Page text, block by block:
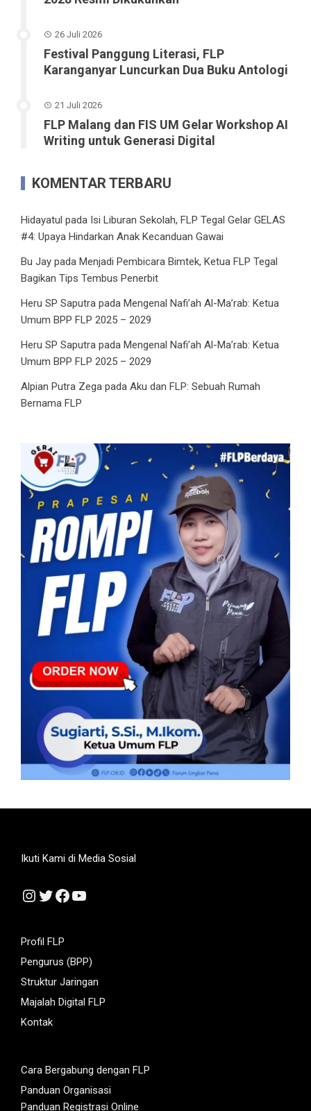
26 Juli 2026
Festival Panggung Literasi, FLP
Karanganyar Luncurkan Dua Buku Antologi
21 Juli 2026
FLP Malang dan FIS UM Gelar Workshop AI
Writing untuk Generasi Digital
KOMENTAR TERBARU
Hidayatul pada Isi Liburan Sekolah, FLP Tegal Gelar GELAS
#4: Upaya Hindarkan Anak Kecanduan Gawai
Bu Jay pada Menjadi Pembicara Bimtek, Ketua FLP Tegal
Bagikan Tips Tembus Penerbit
Heru SP Saputra pada Mengenal Nafi’ah Al-Ma’rab: Ketua
Umum BPP FLP 2025 – 2029
Heru SP Saputra pada Mengenal Nafi’ah Al-Ma’rab: Ketua
Umum BPP FLP 2025 – 2029
Alpian Putra Zega pada Aku dan FLP: Sebuah Rumah
Bernama FLP
Ikuti Kami di Media Sosial
Instagram
Twitter
Facebook
YouTube
Profil FLP
Pengurus (BPP)
Struktur Jaringan
Majalah Digital FLP
Kontak
Cara Bergabung dengan FLP
Panduan Organisasi
Panduan Registrasi Online